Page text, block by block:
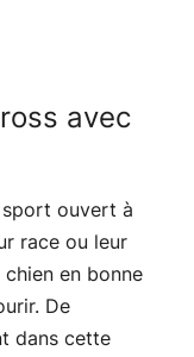
avec
sport ouvert à
race ou leur
chien en bonne
De
dans cette